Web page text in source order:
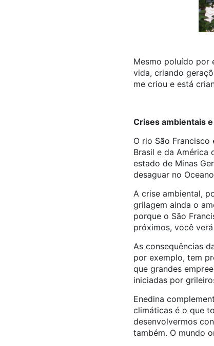
Mesmo poluído por
vida, criando
me criou e está
Crises ambientais
O rio São
Brasil e da América
estado de Minas
desaguar no
A crise ambiental,
grilagem ainda o
porque o São
próximos, você
As consequências
por exemplo, tem
que grandes
iniciadas por
Enedina
climáticas é o que
desenvolvermos
também. O mundo